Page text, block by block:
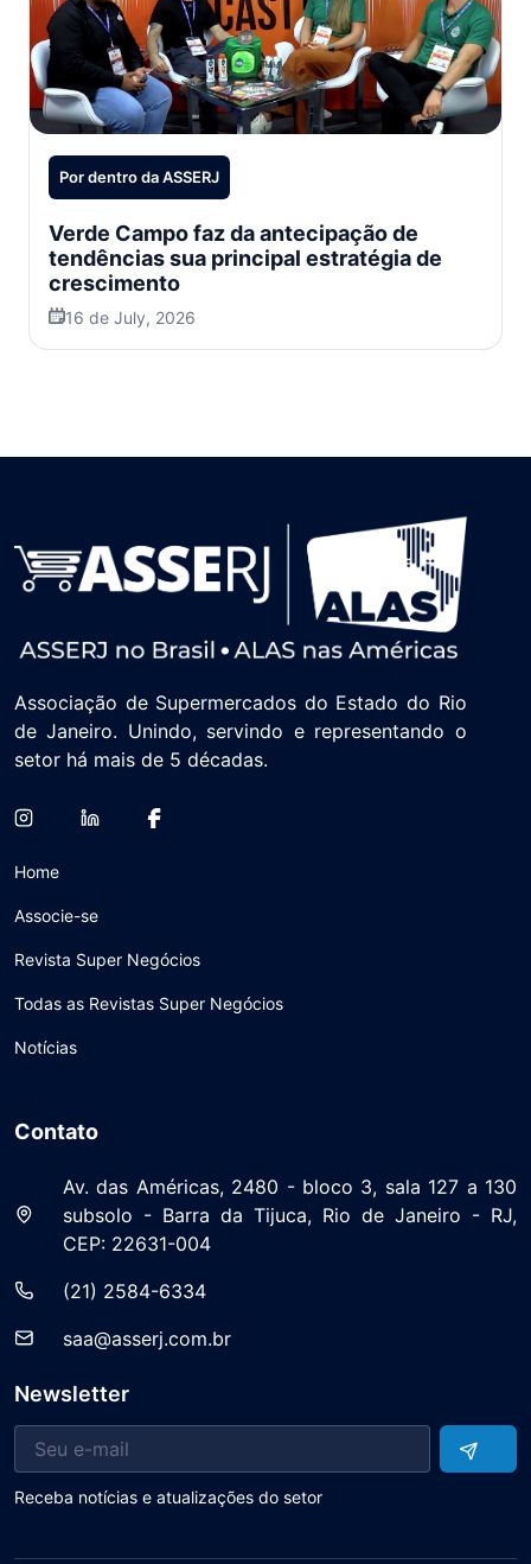
Por dentro da ASSERJ
Verde Campo faz da antecipação de
tendências sua principal estratégia de
crescimento
16 de July, 2026
Associação de Supermercados do Estado do Rio
de Janeiro. Unindo, servindo e representando o
setor há mais de 5 décadas.
Home
Associe-se
Revista Super Negócios
Todas as Revistas Super Negócios
Notícias
Contato
Av. das Américas, 2480 - bloco 3, sala 127 a 130
subsolo - Barra da Tijuca, Rio de Janeiro - RJ,
CEP: 22631-004
(21) 2584-6334
saa@asserj.com.br
Newsletter
Receba notícias e atualizações do setor